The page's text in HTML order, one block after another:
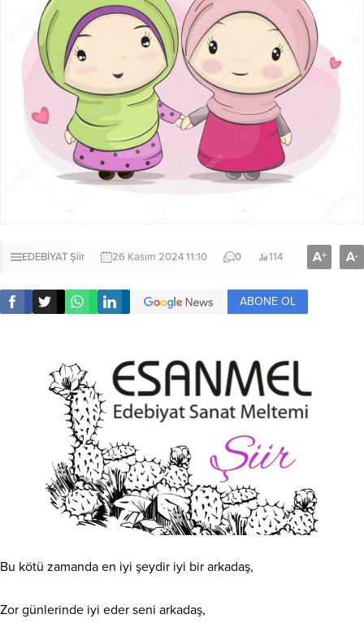
EDEBİYATŞiir 26 Kasım 2024 11:10 0 114 A+ A-
ABONE OL
Bu kötü zamanda en iyi şeydir iyi bir arkadaş,
Zor günlerinde iyi eder seni arkadaş,